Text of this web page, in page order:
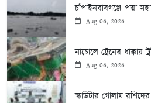
চাঁপাইনবাবগঞ্জে পদ্মা-
Aug 06, 2026
নাচোলে ট্রেনের ধাক্কায়
Aug 06, 2026
স্কাউটার গোলাম